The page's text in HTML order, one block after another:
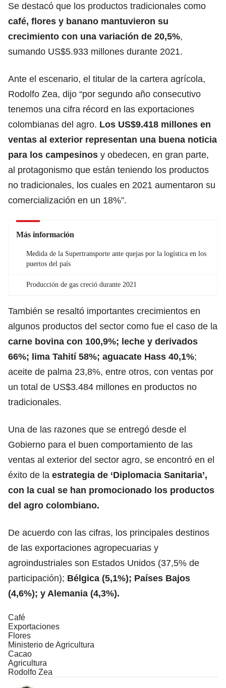
Se destacó que los productos tradicionales como
café, flores y banano mantuvieron su
crecimiento con una variación de 20,5%,
sumando US$5.933 millones durante 2021.
Ante el escenario, el titular de la cartera agrícola,
Rodolfo Zea, dijo “por segundo año consecutivo
tenemos una cifra récord en las exportaciones
colombianas del agro. Los US$9.418 millones en
ventas al exterior representan una buena noticia
para los campesinos y obedecen, en gran parte,
al protagonismo que están teniendo los productos
no tradicionales, los cuales en 2021 aumentaron su
comercialización en un 18%”.
Más información
Medida de la Supertransporte ante quejas por la logística en los
puertos del país
Producción de gas creció durante 2021
También se resaltó importantes crecimientos en
algunos productos del sector como fue el caso de la
carne bovina con 100,9%; leche y derivados
66%; lima Tahití 58%; aguacate Hass 40,1%;
aceite de palma 23,8%, entre otros, con ventas por
un total de US$3.484 millones en productos no
tradicionales.
Una de las razones que se entregó desde el
Gobierno para el buen comportamiento de las
ventas al exterior del sector agro, se encontró en el
éxito de la estrategia de ‘Diplomacia Sanitaria’,
con la cual se han promocionado los productos
del agro colombiano.
De acuerdo con las cifras, los principales destinos
de las exportaciones agropecuarias y
agroindustriales son Estados Unidos (37,5% de
participación); Bélgica (5,1%); Países Bajos
(4,6%); y Alemania (4,3%).
Café
Exportaciones
Flores
Ministerio de Agricultura
Cacao
Agricultura
Rodolfo Zea